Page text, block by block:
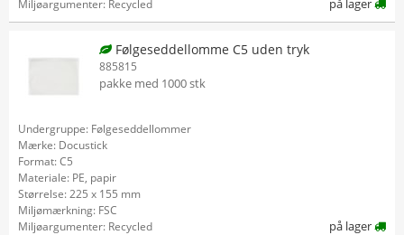
Miljøargumenter: Recycled
på lager
Følgeseddellomme C5 uden tryk
885815
pakke med 1000 stk
Undergruppe: Følgeseddellommer
Mærke: Docustick
Format: C5
Materiale: PE, papir
Størrelse: 225 x 155 mm
Miljømærkning: FSC
Miljøargumenter: Recycled
på lager